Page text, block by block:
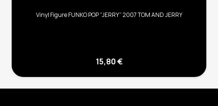
Vinyl Figure FUNKO POP “JERRY” 2007 TOM AND JERRY
15,80€